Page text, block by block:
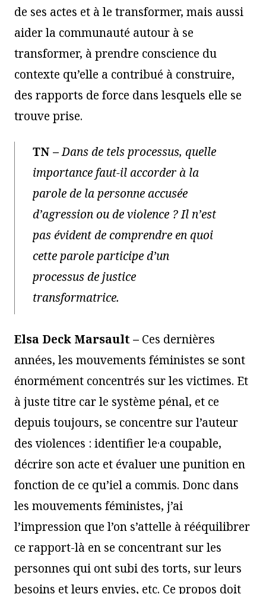
de ses actes et à le transformer, mais aussi
aider la communauté autour à se
transformer, à prendre conscience du
contexte qu’elle a contribué à construire,
des rapports de force dans lesquels elle se
trouve prise.
TN –Dans de tels processus, quelle
importance faut-il accorder à la
parole de la personne accusée
d’agression ou de violence ? Il n’est
pas évident de comprendre en quoi
cette parole participe d’un
processus de justice
transformatrice.
Elsa Deck Marsault – Ces dernières
années, les mouvements féministes se sont
énormément concentrés sur les victimes. Et
à juste titre car le système pénal, et ce
depuis toujours, se concentre sur l’auteur
des violences : identifier le·a coupable,
décrire son acte et évaluer une punition en
fonction de ce qu’iel a commis. Donc dans
les mouvements féministes, j’ai
l’impression que l’on s’attelle à rééquilibrer
ce rapport-là en se concentrant sur les
personnes qui ont subi des torts, sur leurs
besoins et leurs envies, etc. Ce propos doit